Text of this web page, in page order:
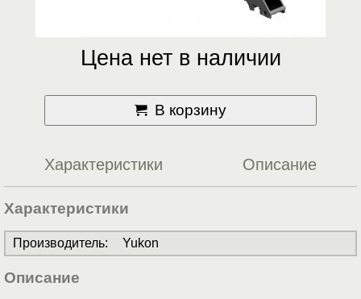
Цена нет в наличии
В корзину
Характеристики Описание
Характеристики
Производитель: Yukon
Описание